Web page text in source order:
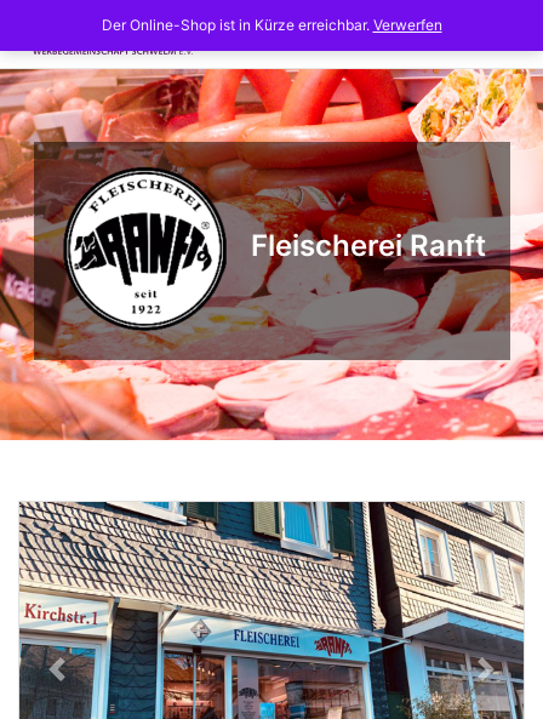
content
Fleischerei Ranft
Previous Next
Der Online-Shop ist in Kürze erreichbar. Verwerfen